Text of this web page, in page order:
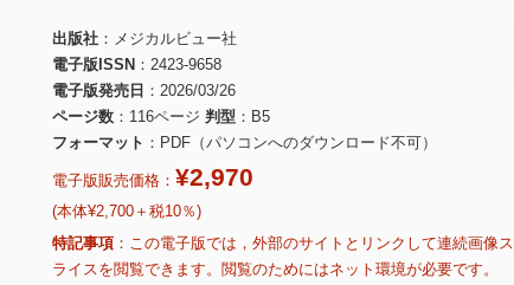
出版社
メジカルビュー社
電子版ISSN
2423-9658
電子版発売日
2026/03/26
ページ数
116ページ 判型
B5
フォーマット
PDF（パソコンへのダウンロード不可）
電子版販売価格： ¥2,970
(本体¥2,700＋税10％)
特記事項
この電子版では，外部のサイトとリンクして連続画像ス
ライスを閲覧できます。閲覧のためにはネット環境が必要です。